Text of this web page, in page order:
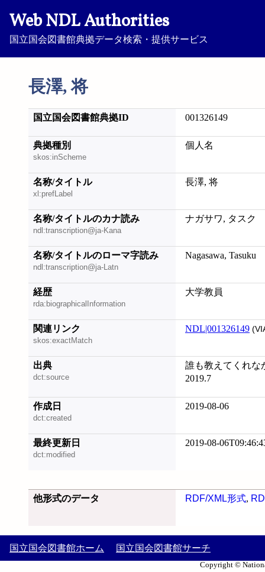
Web NDL Authorities
国立国会図書館典拠データ検索・提供サービス
長澤, 将
国立国会図書館典拠ID 001326149
典拠種別
skos:inScheme
個人名
名称/タイトル
xl:prefLabel
長澤, 将
名称/タイトルのカナ読み
ndl:transcription@ja-Kana
ナガサワ, タスク
名称/タイトルのローマ字読み
ndl:transcription@ja-Latn
Nagasawa, Tasuku
経歴
rda:biographicalInformation
大学教員
関連リンク
skos:exactMatch
NDL|001326149
出典
dct:source
誰も教えてくれな
2019.7
作成日
dct:created
2019-08-06
最終更新日
dct:modified
2019-08-
他形式のデータ RDF/XML形式,
国立国会図書館ホーム 国立国会図書館サーチ
Copyright ©